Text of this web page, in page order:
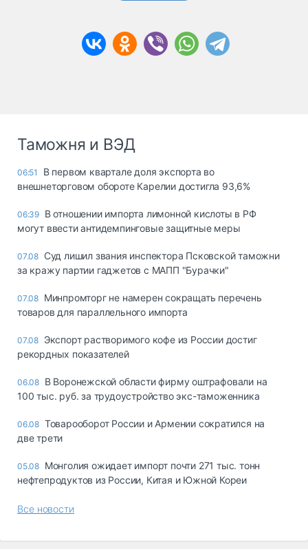
Таможня и ВЭД
06:51
В первом квартале доля экспорта во
внешнеторговом обороте Карелии достигла 93,6%
06:39 В отношении импорта лимонной кислоты в РФ
могут ввести антидемпинговые защитные меры
07.08 Суд лишил звания инспектора Псковской таможни
за кражу партии гаджетов с МАПП "Бурачки"
07.08 Минпромторг не намерен сокращать перечень
товаров для параллельного импорта
07.08 Экспорт растворимого кофе из России достиг
рекордных показателей
06.08 В Воронежской области фирму оштрафовали на
100 тыс. руб. за трудоустройство экс-таможенника
06.08 Товарооборот России и Армении сократился на
две трети
05.08 Монголия ожидает импорт почти 271 тыс. тонн
нефтепродуктов из России, Китая и Южной Кореи
Все новости